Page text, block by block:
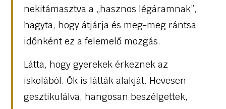
nekitámasztva a „hasznos légáramnak”,
hagyta, hogy átjárja és meg-meg rántsa
időnként ez a felemelő mozgás.
Látta, hogy gyerekek érkeznek az
iskolából. Ők is látták alakját. Hevesen
gesztikulálva, hangosan beszélgettek,